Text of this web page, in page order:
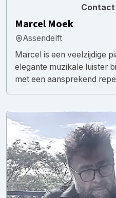
Marcel Moek
Assendelft
Marcel is een veelzijdige
elegante muzikale luister
met een aansprekend